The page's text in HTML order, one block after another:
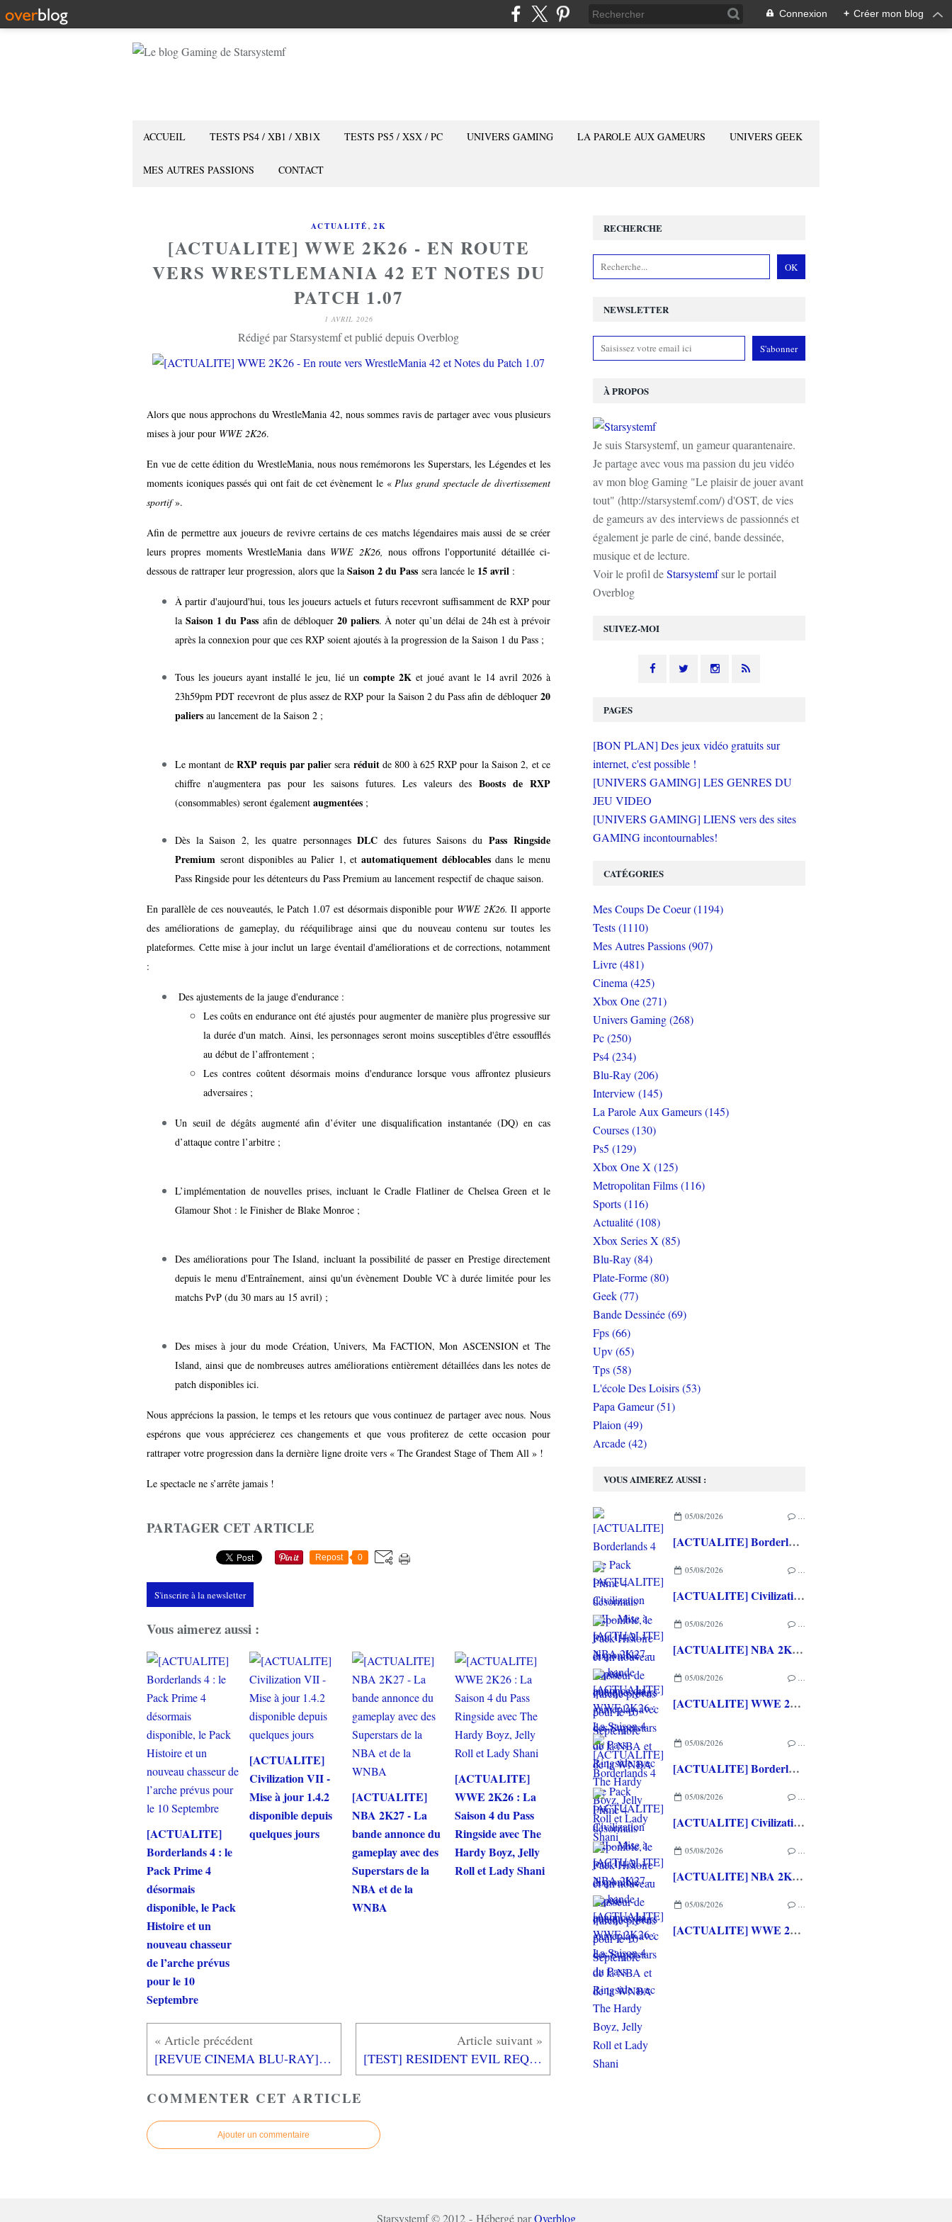
Connexion + Créer mon blog
ACCUEIL TESTS PS4 / XB1 / XB1X TESTS PS5 / XSX / PC UNIVERS GAMING LA PAROLE AUX GAMEURS UNIVERS GEEK
MES AUTRES PASSIONS CONTACT
ACTUALITÉ, 2K
[ACTUALITE] WWE 2K26 - EN ROUTE
VERS WRESTLEMANIA 42 ET NOTES DU
PATCH 1.07
1 AVRIL 2026
Rédigé par Starsystemf et publié depuis Overblog
Alors que nous approchons du WrestleMania 42, nous sommes ravis de partager avec vous plusieurs
mises à jour pour WWE 2K26.
En vue de cette édition du WrestleMania, nous nous remémorons les Superstars, les Légendes et les
moments iconiques passés qui ont fait de cet évènement le «Plus grand spectacle de divertissement
sportif».
Afin de permettre aux joueurs de revivre certains de ces matchs légendaires mais aussi de se créer
leurs propres moments WrestleMania dans WWE 2K26, nous offrons l'opportunité détaillée ci-
dessous de rattraper leur progression, alors que la Saison 2 du Pass sera lancée le 15 avril :
À partir d'aujourd'hui, tous les joueurs actuels et futurs recevront suffisamment de RXP pour
la Saison 1 du Passafin de débloquer 20 paliers. À noter qu’un délai de 24h est à prévoir
après la connexion pour que ces RXP soient ajoutés à la progression de la Saison 1 du Pass ;
Tous les joueurs ayant installé le jeu, lié un compte 2K et joué avant le 14 avril 2026 à
23h59pm PDT recevront de plus assez de RXP pour la Saison 2 du Pass afin de débloquer 20
paliers au lancement de la Saison 2 ;
Le montant de RXP requis par palier sera réduit de 800 à 625 RXP pour la Saison 2, et ce
chiffre n'augmentera pas pour les saisons futures. Les valeurs desBoosts de RXP
(consommables) seront également augmentées ;
Dès la Saison 2, les quatre personnagesDLC des futures Saisons duPassRingside
Premium seront disponibles au Palier 1, etautomatiquement déblocables dans le menu
Pass Ringside pour les détenteurs du Pass Premium au lancement respectif de chaque saison.
En parallèle de ces nouveautés, le Patch 1.07 est désormais disponible pour WWE 2K26. Il apporte
des améliorations de gameplay, du rééquilibrage ainsi que du nouveau contenu sur toutes les
plateformes. Cette mise à jour inclut un large éventail d'améliorations et de corrections, notamment
:
Des ajustements de la jauge d'endurance :
Les coûts en endurance ont été ajustés pour augmenter de manière plus progressive sur
la durée d'un match. Ainsi, les personnages seront moins susceptibles d'être essoufflés
au début de l’affrontement ;
Les contres coûtent désormais moins d'endurance lorsque vous affrontez plusieurs
adversaires ;
Un seuil de dégâts augmenté afin d’éviter une disqualification instantanée (DQ) en cas
d’attaque contre l’arbitre ;
L’implémentation de nouvelles prises, incluant le Cradle Flatliner de Chelsea Green et le
Glamour Shot : le Finisher de Blake Monroe ;
Des améliorations pour The Island, incluant la possibilité de passer en Prestige directement
depuis le menu d'Entraînement, ainsi qu'un évènement Double VC à durée limitée pour les
matchs PvP (du 30 mars au 15 avril) ;
Des mises à jour du mode Création, Univers, Ma FACTION, Mon ASCENSION et The
Island, ainsi que de nombreuses autres améliorations entièrement détaillées dans les notes de
patch disponibles ici.
Nous apprécions la passion, le temps et les retours que vous continuez de partager avec nous. Nous
espérons que vous apprécierez ces changements et que vous profiterez de cette occasion pour
rattraper votre progression dans la dernière ligne droite vers « The Grandest Stage of Them All » !
Le spectacle ne s’arrête jamais !
PARTAGER CET ARTICLE
Repost 0
S'inscrire à la newsletter
Vous aimerez aussi :
[ACTUALITE]
Borderlands 4 : le
Pack Prime 4
désormais
disponible, le Pack
Histoire et un
nouveau chasseur
de l’arche prévus
pour le 10
Septembre
[ACTUALITE]
Civilization VII -
Mise à jour 1.4.2
disponible depuis
quelques jours
[ACTUALITE]
NBA 2K27 - La
bande annonce du
gameplay avec des
Superstars de la
NBA et de la
WNBA
[ACTUALITE]
WWE 2K26 : La
Saison 4 du Pass
Ringside avec The
Hardy Boyz, Jelly
Roll et Lady Shani
[REVUE CINEMA BLU-RAY] LES MAUVAIS COUPS [TEST] RESIDENT EVIL REQUIEM XBOX SERIES X : Une expérience marquante et bluffante!
COMMENTER CET ARTICLE
Ajouter un commentaire
NEWSLETTER
SUIVEZ-MOI
RECHERCHE
À PROPOS
Je suis Starsystemf, un gameur quarantenaire.
Je partage avec vous ma passion du jeu vidéo
av mon blog Gaming "Le plaisir de jouer avant
tout" (http://starsystemf.com/) d'OST, de vies
de gameurs av des interviews de passionnés et
également je parle de ciné, bande dessinée,
musique et de lecture.
Voir le profil deStarsystemfsur le portail
Overblog
VOUS AIMEREZ AUSSI :
05/08/2026 …
[ACTUALITE] Borderlands 4 : le Pack Prime 4 désormais disponible, le Pack Histoire et un nouveau chasseur de l’arche prévus pour le 10 Septembre
05/08/2026 …
[ACTUALITE] Civilization VII - Mise à jour 1.4.2 disponible depuis quelques jours
05/08/2026 …
[ACTUALITE] NBA 2K27 - La bande annonce du gameplay avec des Superstars de la NBA et de la WNBA
05/08/2026 …
[ACTUALITE] WWE 2K26 : La Saison 4 du Pass Ringside avec The Hardy Boyz, Jelly Roll et Lady Shani
05/08/2026 …
[ACTUALITE] Borderlands 4 : le Pack Prime 4 désormais disponible, le Pack Histoire et un nouveau chasseur de l’arche prévus pour le 10 Septembre
05/08/2026 …
[ACTUALITE] Civilization VII - Mise à jour 1.4.2 disponible depuis quelques jours
05/08/2026 …
[ACTUALITE] NBA 2K27 - La bande annonce du gameplay avec des Superstars de la NBA et de la WNBA
05/08/2026 …
[ACTUALITE] WWE 2K26 : La Saison 4 du Pass Ringside avec The Hardy Boyz, Jelly Roll et Lady Shani
PAGES
[BON PLAN] Des jeux vidéo gratuits sur
internet, c'est possible !
[UNIVERS GAMING] LES GENRES DU
JEU VIDEO
[UNIVERS GAMING] LIENS vers des sites
GAMING incontournables!
CATÉGORIES
Mes Coups De Coeur (1194)
Tests (1110)
Mes Autres Passions (907)
Livre (481)
Cinema (425)
Xbox One (271)
Univers Gaming (268)
Pc (250)
Ps4 (234)
Blu-Ray (206)
Interview (145)
La Parole Aux Gameurs (145)
Courses (130)
Ps5 (129)
Xbox One X (125)
Metropolitan Films (116)
Sports (116)
Actualité (108)
Xbox Series X (85)
Blu-Ray (84)
Plate-Forme (80)
Geek (77)
Bande Dessinée (69)
Fps (66)
Upv (65)
Tps (58)
L'école Des Loisirs (53)
Papa Gameur (51)
Plaion (49)
Arcade (42)
Starsystemf © 2012 - Hébergé parOverblog